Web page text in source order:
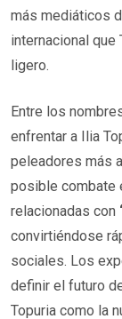
más mediáticos
internacional
ligero.
Entre los
enfrentar a Ilia
peleadores más
posible combate
relacionadas con
convirtiéndose
sociales. Los
definir el futuro
Topuria como la